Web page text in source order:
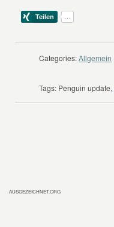
Categories: Allgemein
Tags: Penguin update,
AUSGEZEICHNET.ORG